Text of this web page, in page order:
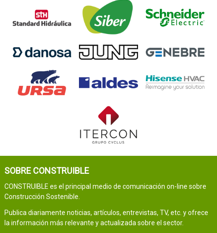
SOBRE CONSTRUIBLE
CONSTRUIBLE es el principal medio de comunicación on-line sobre
Construcción Sostenible.
Publica diariamente noticias, artículos, entrevistas, TV, etc. y ofrece
la información más relevante y actualizada sobre el sector.